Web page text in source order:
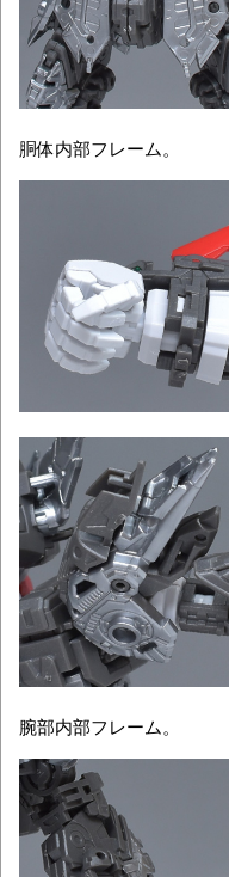
胴体内部フレーム。
腕部内部フレーム。